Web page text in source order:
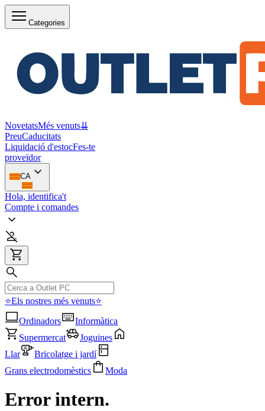
Categories
NovetatsMés venuts⇊
PreuCaducitats
Liquidació d'estocFes-te
proveïdor
CA
Hola, identifica't
Compte i comandes
⭐Els nostres més venuts⭐
Ordinadors
Informàtica
Supermercat
Joguines
Llar
Bricolatge i jardí
Grans electrodomèstics
Moda
Error intern.